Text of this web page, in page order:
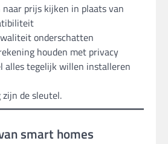
naar prijs kijken in plaats van
onderschatten
houden met privacy
alles tegelijk willen installeren
zijn de sleutel.
smart homes